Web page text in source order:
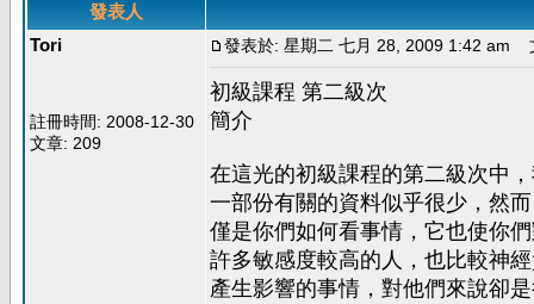
發表人
Tori
註冊時間: 2008-12-30
文章: 209
發表於: 星期二 七月 28, 2009 1:42 am
初級課程 第二級次
簡介
在這光的初級課程的第二級次中
一部份有關的資料似乎很少，然
僅是你們如何看事情，它也使你
許多敏感度較高的人，也比較神
產生影響的事情，對他們來說卻